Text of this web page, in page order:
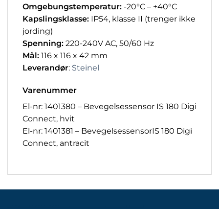
Omgebungstemperatur: -20°C – +40°C
Kapslingsklasse: IP54, klasse II (trenger ikke
jording)
Spenning: 220-240V AC, 50/60 Hz
Mål: 116 x 116 x 42 mm
Leverandør: Steinel
Varenummer
El-nr: 1401380 – Bevegelsessensor IS 180 Digi
Connect, hvit
El-nr: 1401381 – BevegelsessensorIS 180 Digi
Connect, antracit